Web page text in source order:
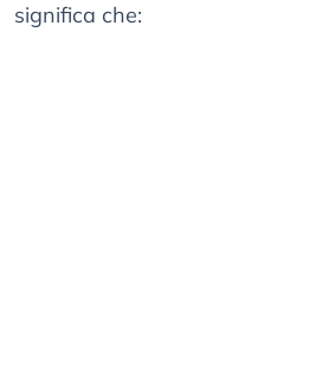
significa che: